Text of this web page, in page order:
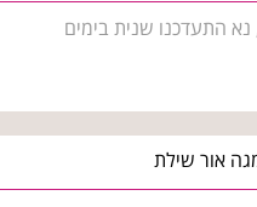
נא התעדכנו שנית בימים
אור שילת